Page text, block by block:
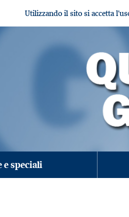
Utilizzando il sito si accetta
e speciali